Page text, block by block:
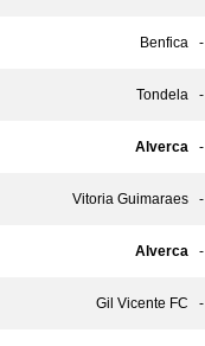
Benfica -
Tondela -
Alverca -
Vitoria Guimaraes -
Alverca -
Gil Vicente FC -